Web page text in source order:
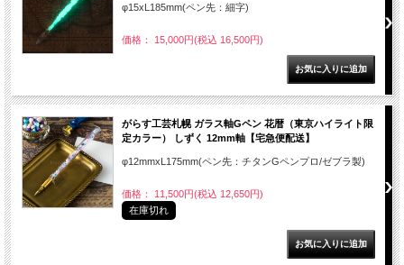
φ15xL185mm(ペン先：細字)
価格： 15,000円(税込 16,500円)
がらす工芸札幌 ガラス軸Gペン 花暦（東京ハイライト限
定カラー） しずく 12mm軸【宅急便配送】
φ12mmxL175mm(ペン先：チタンGペンプロ/ゼブラ製)
価格： 11,500円(税込 12,650円)
在庫切れ